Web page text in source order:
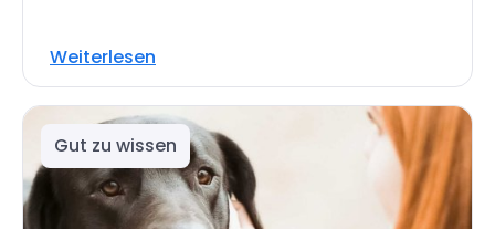
Weiterlesen
Gut zu wissen